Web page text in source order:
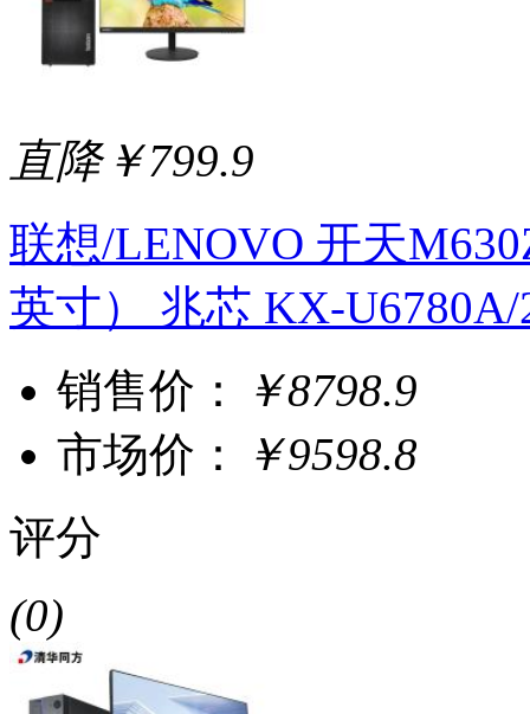
直降￥799.9
联想/LENOVO 开天
英寸） 兆芯 KX-
销售价：
￥8798.9
市场价：
￥9598.8
评分
(0)